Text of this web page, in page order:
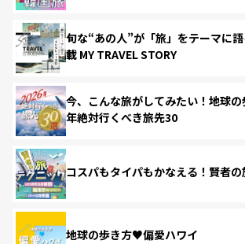
旬な“あの人”が「旅」をテーマに
載 MY TRAVEL STORY
今、こんな旅がしてみたい！地球
年絶対行くべき旅先30
コスパもタイパもかなえる！賢者
地球の歩き方♥偏愛ハワイ